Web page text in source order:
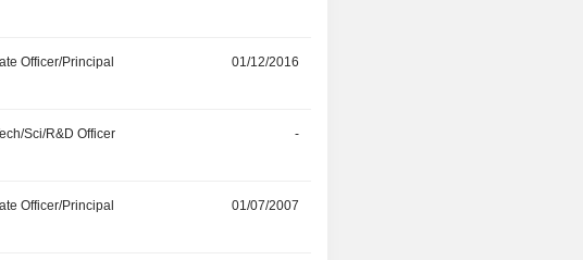
Officer/Principal 01/12/2016
Sci/R&D Officer -
Officer/Principal 01/07/2007